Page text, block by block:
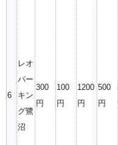
6
レオ
パー
キン
グ鷺
沼
300
円
100
円
1200
円
500
円